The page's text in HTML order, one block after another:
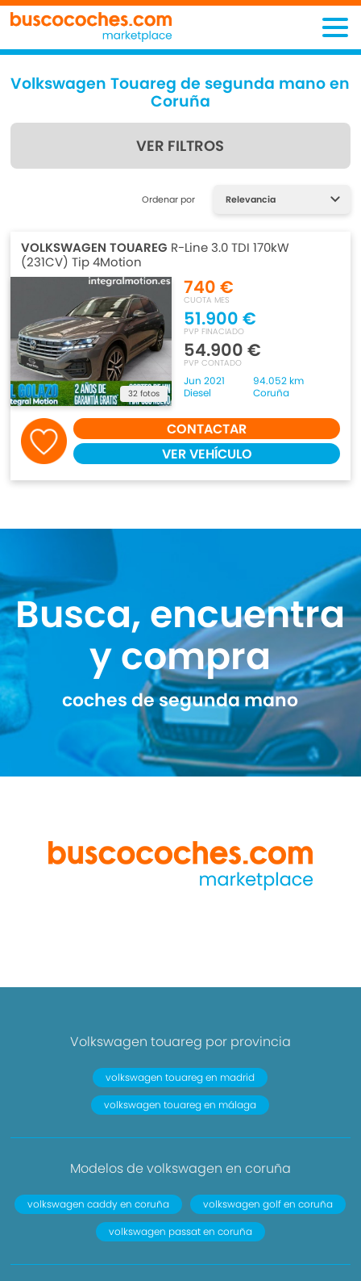
Volkswagen Touareg de segunda mano en
Coruña
VER FILTROS
Encuentra lo que estás
Ordenar por
VOLKSWAGEN TOUAREG R-Line 3.0 TDI 170kW
(231CV) Tip 4Motion
32 fotos
740 €
CUOTA MES
51.900 €
PVP FINACIADO
54.900 €
PVP CONTADO
Jun 2021
94.052 km
Diesel
Coruña
CONTACTAR
VER VEHÍCULO
Busca, encuentra
y compra
coches de segunda mano
Volkswagen touareg por provincia
volkswagen touareg en madrid
volkswagen touareg en málaga
Modelos de volkswagen en coruña
volkswagen caddy en coruña
volkswagen golf en coruña
volkswagen passat en coruña